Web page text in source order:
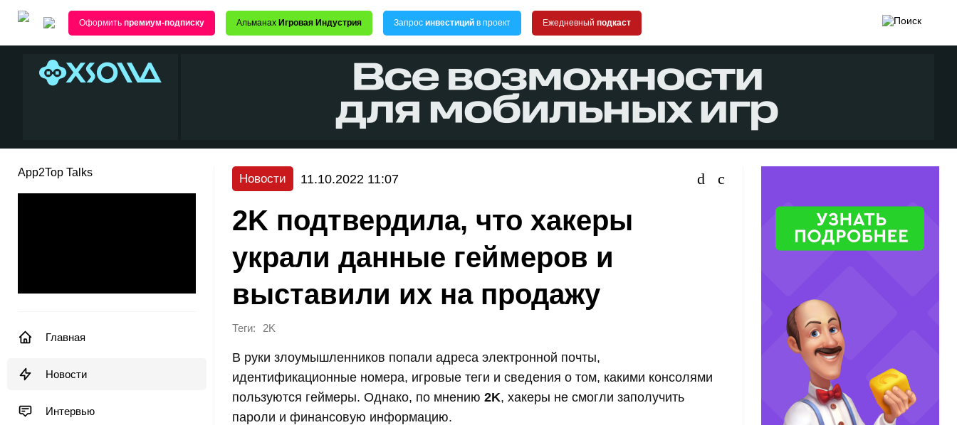
Оформить премиум-подписку Альманах Игровая Индустрия Запрос инвестиций в проект Ежедневный подкаст
App2Top Talks
Главная
Новости
Интервью
Новости 11.10.2022 11:07
2K подтвердила, что хакеры
украли данные геймеров и
выставили их на продажу
Теги: 2K
В руки злоумышленников попали адреса электронной почты,
идентификационные номера, игровые теги и сведения о том, какими консолями
пользуются геймеры. Однако, по мнению 2K, хакеры не смогли заполучить
пароли и финансовую информацию.